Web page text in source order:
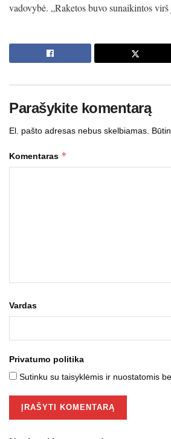
vadovybė. „Raketos buvo sunaikintos virš
Parašykite komentarą
El. pašto adresas nebus skelbiamas.
Komentaras *
Vardas
Privatumo politika
Sutinku su taisyklėmis ir nuostatomis